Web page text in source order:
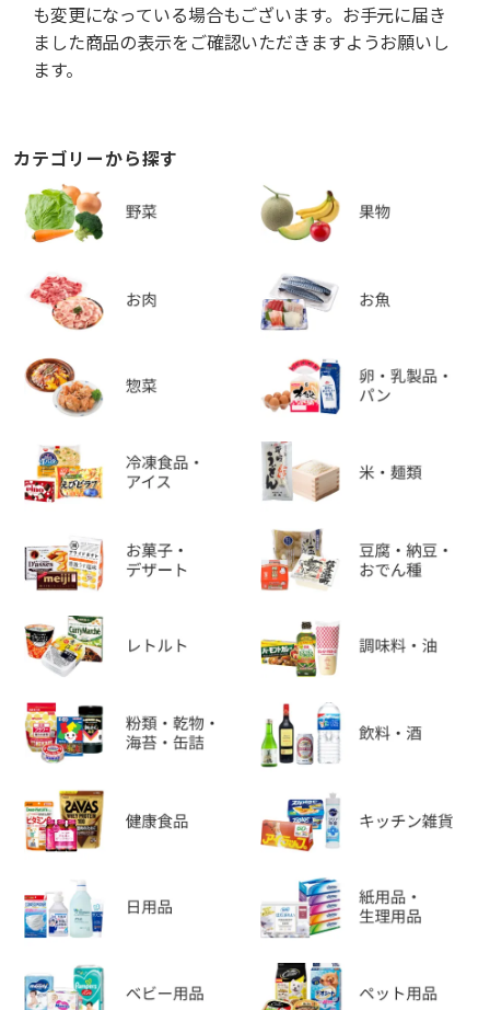
も変更になっている場合もございます。お手元に届き
ました商品の表示をご確認いただきますようお願いし
ます。
カテゴリーから探す